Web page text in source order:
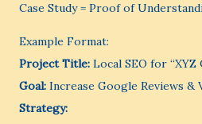
Case Study = Proof of
Example Format:
Project Title: Local SEO for “XYZ
Goal: Increase Google Reviews &
Strategy: